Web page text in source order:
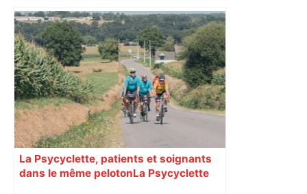
La Psycyclette, patients et soignants
dans le même peloton​​​​​​ La Psycyclette